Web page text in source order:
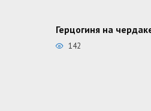
Герцогиня на
142